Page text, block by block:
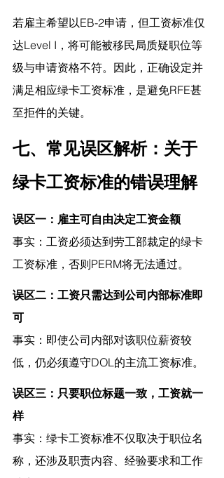
若雇主希望以EB-2申请，但工资标准仅
达Level I，将可能被移民局质疑职位等
级与申请资格不符。因此，正确设定并
满足相应绿卡工资标准，是避免RFE甚
至拒件的关键。
七、常见误区解析：关于
绿卡工资标准的错误理解
误区一：雇主可自由决定工资金额
事实：工资必须达到劳工部裁定的绿卡
工资标准，否则PERM将无法通过。
误区二：工资只需达到公司内部标准即
可
事实：即使公司内部对该职位薪资较
低，仍必须遵守DOL的主流工资标准。
误区三：只要职位标题一致，工资就一
样
事实：绿卡工资标准不仅取决于职位名
称，还涉及职责内容、经验要求和工作